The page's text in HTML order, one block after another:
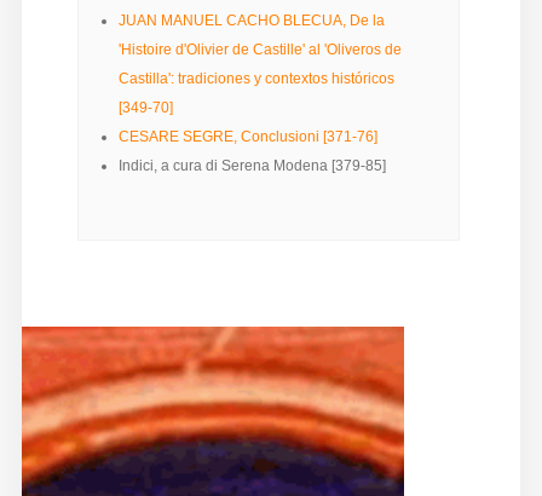
JUAN MANUEL CACHO BLECUA, De la
'Histoire d'Olivier de Castille' al 'Oliveros de
Castilla': tradiciones y contextos históricos
[349-70]
CESARE SEGRE, Conclusioni [371-76]
Indici, a cura di Serena Modena [379-85]